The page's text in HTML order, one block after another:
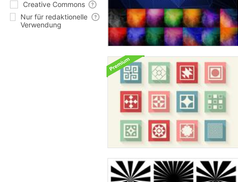
Creative Commons
Nur für redaktionelle
Verwendung